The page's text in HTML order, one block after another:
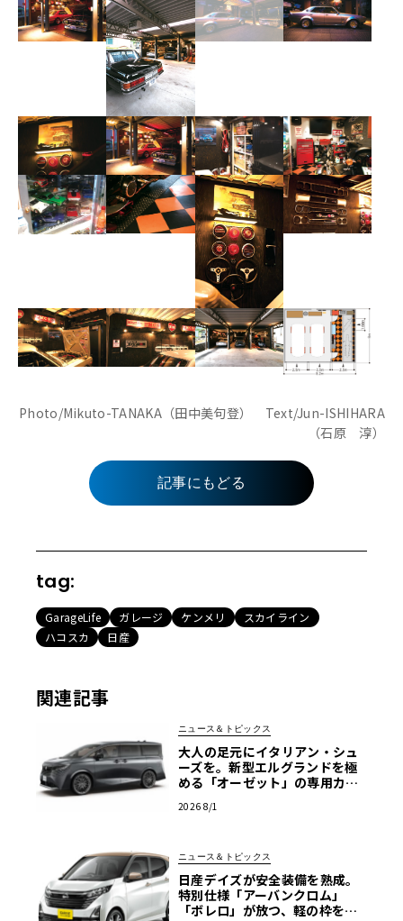
Photo/Mikuto-TANAKA（田中美句登） Text/Jun-ISHIHARA
（石原 淳）
記事にもどる
tag:
GarageLife ガレージ ケンメリ
スカイライン
ハコスカ
日産
関連記事
ニュース＆トピックス
大人の足元にイタリアン・シュ
ーズを。新型エルグランドを極
める「オーゼット」の専用カス
2026 8/1
ニュース＆トピックス
日産デイズが安全装備を熟成。
特別仕様「アーバンクロム」
「ボレロ」が放つ、軽の枠を超